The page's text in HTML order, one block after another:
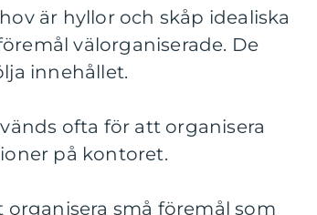
är hyllor och skåp idealiska
välorganiserade. De
innehållet.
ofta för att organisera
på kontoret.
små föremål som